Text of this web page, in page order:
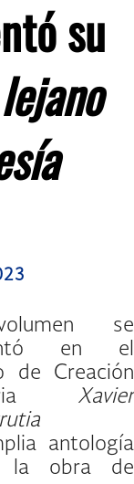
su
se
en el
de Creación
Xavier
antología
la obra de